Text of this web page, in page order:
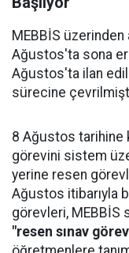
MEBBİS üzerinden
Ağustos'ta sona
Ağustos'ta ilan
sürecine
8 Ağustos tarihine
görevini sistem
yerine resen
Ağustos itibarıyla
görevleri, MEBBİS
"resen sınav